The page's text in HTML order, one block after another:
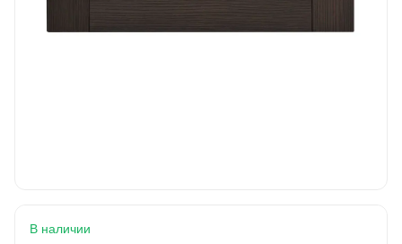
В наличии